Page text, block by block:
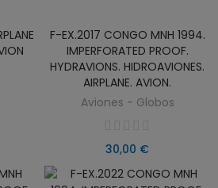
AÑADIR AL CARRITO
F-EX.2017 CONGO MNH 1994.
IMPERFORATED PROOF.
HYDRAVIONS. HIDROAVIONES.
AIRPLANE. AVION.
Aviones - Globos
30,00 €